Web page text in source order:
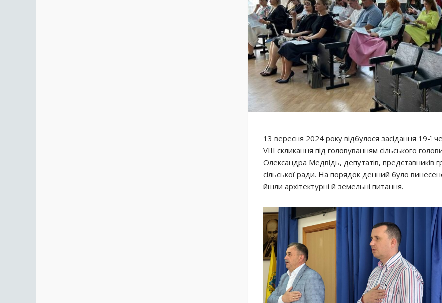
13 вересня 2024 року відбулося засідання 19-ї
VIII скликання під головуванням сільського
Олександра Медвідь, депутатів, представників
сільської ради. На порядок денний було
йшли архітектурні й земельні питання.